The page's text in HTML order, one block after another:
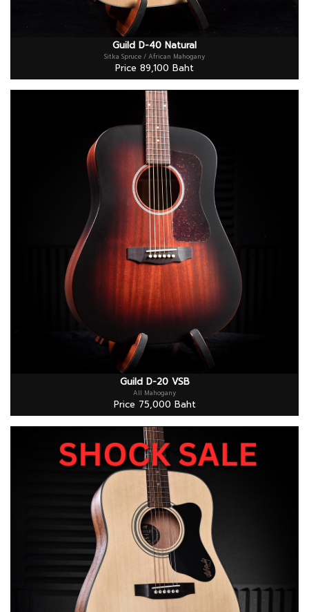
Guild D-40 Natural
Sitka Spruce / African Mahogany
Price 89,100 Baht
Guild D-20 VSB
All Mahogany
Price 75,000 Baht